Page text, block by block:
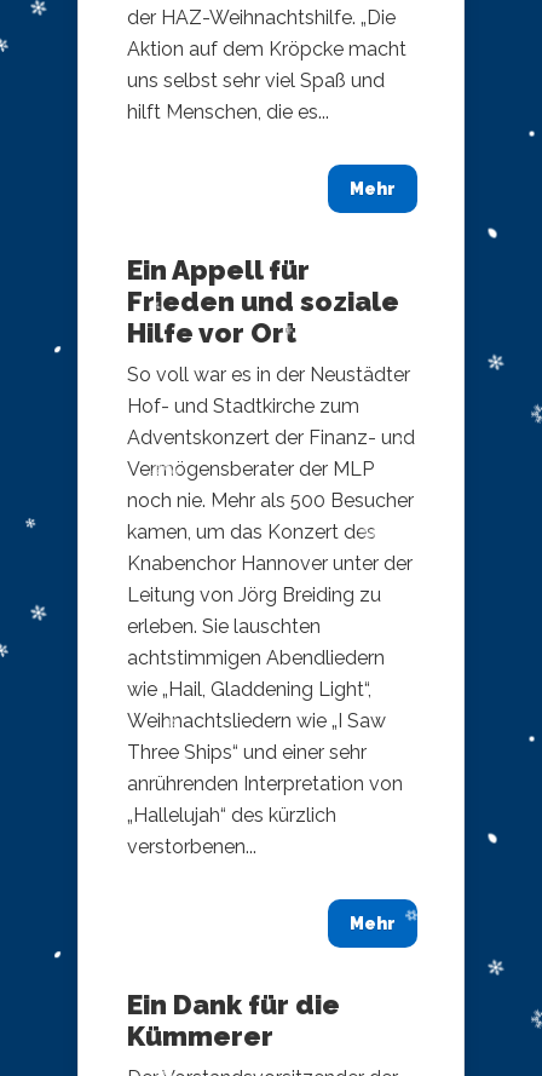
der HAZ-Weihnachtshilfe. „Die
Aktion auf dem Kröpcke macht
uns selbst sehr viel Spaß und
hilft Menschen, die es...
Mehr
Ein Appell für
Frieden und soziale
Hilfe vor Ort
So voll war es in der Neustädter
Hof- und Stadtkirche zum
Adventskonzert der Finanz- und
Vermögensberater der MLP
noch nie. Mehr als 500 Besucher
kamen, um das Konzert des
Knabenchor Hannover unter der
Leitung von Jörg Breiding zu
erleben. Sie lauschten
achtstimmigen Abendliedern
wie „Hail, Gladdening Light“,
Weihnachtsliedern wie „I Saw
Three Ships“ und einer sehr
anrührenden Interpretation von
„Hallelujah“ des kürzlich
verstorbenen...
Mehr
Ein Dank für die
Kümmerer